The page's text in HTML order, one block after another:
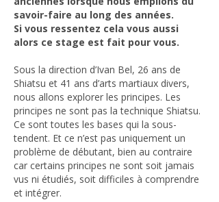
savoir-faire au long des années.
Si vous ressentez cela vous aussi
alors ce stage est fait pour vous.
Sous la direction d’Ivan Bel, 26 ans de
Shiatsu et 41 ans d’arts martiaux divers,
nous allons explorer les principes. Les
principes ne sont pas la technique Shiatsu.
Ce sont toutes les bases qui la sous-
tendent. Et ce n’est pas uniquement un
problème de débutant, bien au contraire
car certains principes ne sont soit jamais
vus ni étudiés, soit difficiles à comprendre
et intégrer.